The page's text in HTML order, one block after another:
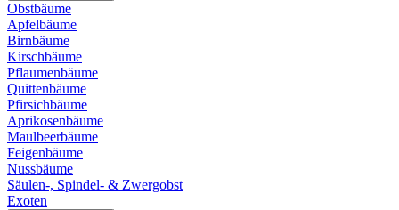
Obstbäume
Apfelbäume
Birnbäume
Kirschbäume
Pflaumenbäume
Quittenbäume
Pfirsichbäume
Aprikosenbäume
Maulbeerbäume
Feigenbäume
Nussbäume
Säulen-, Spindel- & Zwergobst
Exoten